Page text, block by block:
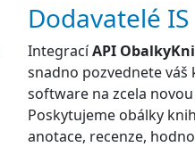
Dodavatelé IS
IntegracíAPI
snadno pozvednete váš
software na zcela
Poskytujeme obálky
anotace, recenze,